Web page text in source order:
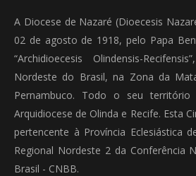
A Diocese de Nazaré (Dioecesis
02 de agosto de 1918, pelo Papa
“Archidioecesis Olindensis-
Nordeste do Brasil, na Zona da
Pernambuco. Todo o seu
Arquidiocese de Olinda e Recife. Esta
pertencente à Província Eclesiástica
Regional Nordeste 2 da Conferência
Brasil - CNBB.